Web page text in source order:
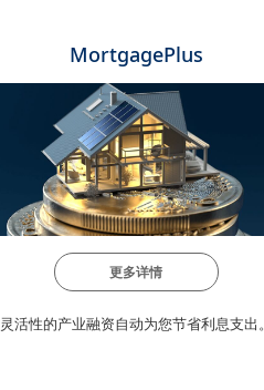
MortgagePlus
更多详情
灵活性的产业融资自动为您节省利息支出。